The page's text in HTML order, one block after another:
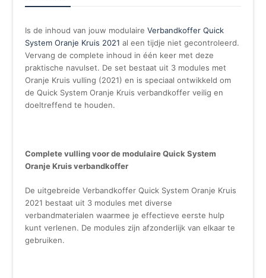
Is de inhoud van jouw modulaireVerbandkoffer Quick
System Oranje Kruis 2021 al een tijdje niet gecontroleerd.
Vervang de complete inhoud in één keer met deze
praktische navulset. De set bestaat uit 3 modules met
Oranje Kruis vulling (2021) en is speciaal ontwikkeld om
de Quick System Oranje Kruis verbandkoffer veilig en
doeltreffend te houden.
Complete vulling voor de modulaire Quick System
Oranje Kruis verbandkoffer
De uitgebreide Verbandkoffer Quick System Oranje Kruis
2021 bestaat uit 3 modules met diverse
verbandmaterialen waarmee je effectieve eerste hulp
kunt verlenen. De modules zijn afzonderlijk van elkaar te
gebruiken.